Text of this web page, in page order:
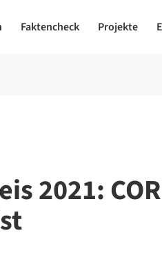
Faktencheck Projekte
2021: